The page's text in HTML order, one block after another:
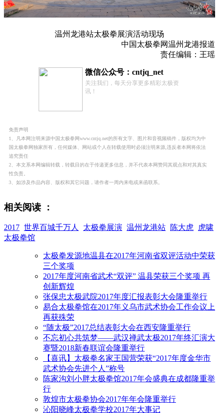
温州龙港站太极拳展演活动现场
中国太极拳网温州龙港报道
责任编辑：王瑶
微信公众号：cntjq_net
关注我们，每天分享更多精彩太极资
讯！
免责声明
1、凡本网注明来源中国太极拳网www.cntjq.net的所有文字、图片和音视频稿件，版权均为中
国太极拳网独家所有，任何媒体、网站或个人在转载使用时必须注明来源,违反者本网将依法
追究责任
2、本文系本网编辑转载，转载目的在于传递更多信息，并不代表本网赞同其观点和对其真实
性负责。
3、如涉及作品内容、版权和其它问题，请作者一周内来电或来函联系。
相关阅读 ：
2017 世界百城千万人 太极拳展演 温州龙港站 陈大虎
虎啸
太极拳馆
太极拳发源地温县在2017年河南省双评活动中荣获
三个奖项
2017年度河南省武术“双评” 温县荣获三个奖项 再
创新辉煌
张保忠太极武院2017年度汇报表彰大会隆重举行
易合太极拳馆在2017年义乌市武术协会工作会议上
再获殊荣
“随太极”2017总结表彰大会在西安隆重举行
不忘初心共筑梦——武汉禅武太极2017年终汇演大
赛暨2018新春联谊会隆重举行
【喜讯】太极拳名家王国营荣获“2017年度金华市
武术协会先进个人”称号
陈家沟刘小胖太极拳馆2017年会盛典在成都隆重举
行
敦煌市太极拳协会2017年年会隆重举行
沁阳晓峰太极拳学校2017年大事记